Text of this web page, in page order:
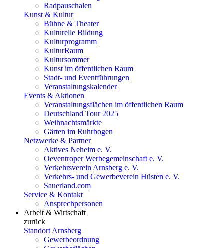
Radpauschalen
Kunst & Kultur
Bühne & Theater
Kulturelle Bildung
Kulturprogramm
KulturRaum
Kultursommer
Kunst im öffentlichen Raum
Stadt- und Eventführungen
Veranstaltungskalender
Events & Aktionen
Veranstaltungsflächen im öffentlichen Raum
Deutschland Tour 2025
Weihnachtsmärkte
Gärten im Ruhrbogen
Netzwerke & Partner
Aktives Neheim e. V.
Oeventroper Werbegemeinschaft e. V.
Verkehrsverein Arnsberg e. V.
Verkehrs- und Gewerbeverein Hüsten e. V.
Sauerland.com
Service & Kontakt
Ansprechpersonen
Arbeit & Wirtschaft
zurück
Standort Arnsberg
Gewerbeordnung